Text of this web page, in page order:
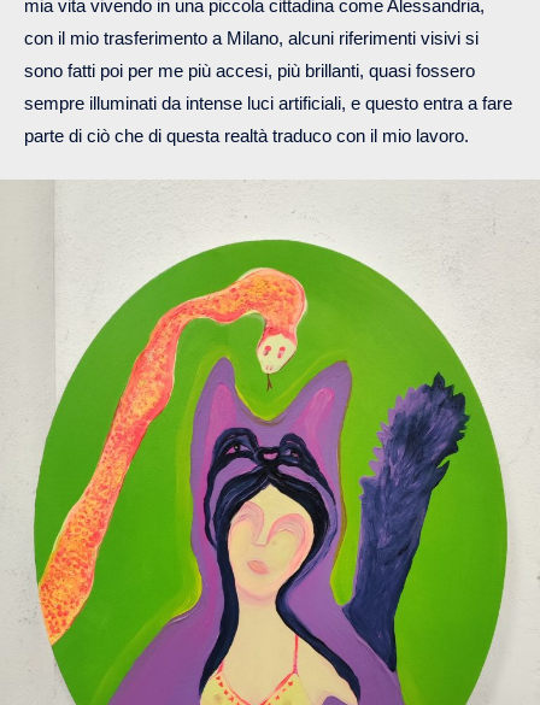
mia vita vivendo in una piccola cittadina come Alessandria,
con il mio trasferimento a Milano, alcuni riferimenti visivi si
sono fatti poi per me più accesi, più brillanti, quasi fossero
sempre illuminati da intense luci artificiali, e questo entra a fare
parte di ciò che di questa realtà traduco con il mio lavoro.